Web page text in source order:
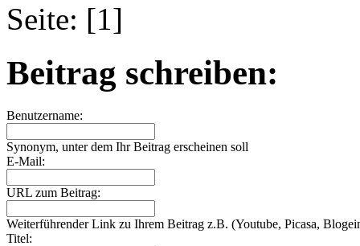
Seite: [1]
Beitrag schreiben:
Benutzername:
Synonym, unter dem Ihr Beitrag erscheinen soll
E-Mail:
URL zum Beitrag:
Weiterführender Link zu Ihrem Beitrag z.B. (Youtube, Picasa,
Titel: